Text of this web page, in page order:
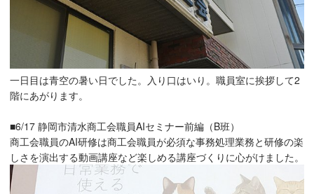
一日目は青空の暑い日でした。入り口はいり。職員室に挨拶して2
階にあがります。
■6/17 静岡市清水商工会職員AIセミナー前編（B班）
商工会職員のAI研修は商工会職員が必須な事務処理業務と研修の楽
しさを演出する動画講座など楽しめる講座づくりに心がけました。